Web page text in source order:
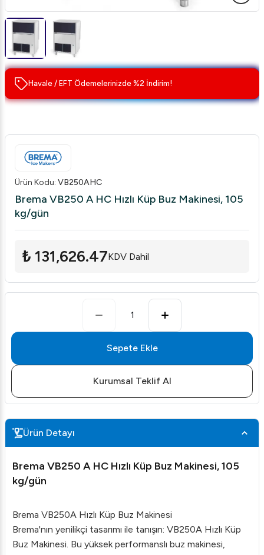
Havale / EFT Ödemelerinizde %2 İndirim!
Ürün Kodu: VB250AHC
Brema VB250 A HC Hızlı Küp Buz Makinesi, 105
kg/gün
₺ 131,626.47KDV Dahil
1
Sepete Ekle
Kurumsal Teklif Al
Ürün Detayı
Brema VB250 A HC Hızlı Küp Buz Makinesi, 105
kg/gün
Brema VB250A Hızlı Küp Buz Makinesi
Brema'nın yenilikçi tasarımı ile tanışın: VB250A Hızlı Küp
Buz Makinesi. Bu yüksek performanslı buz makinesi,